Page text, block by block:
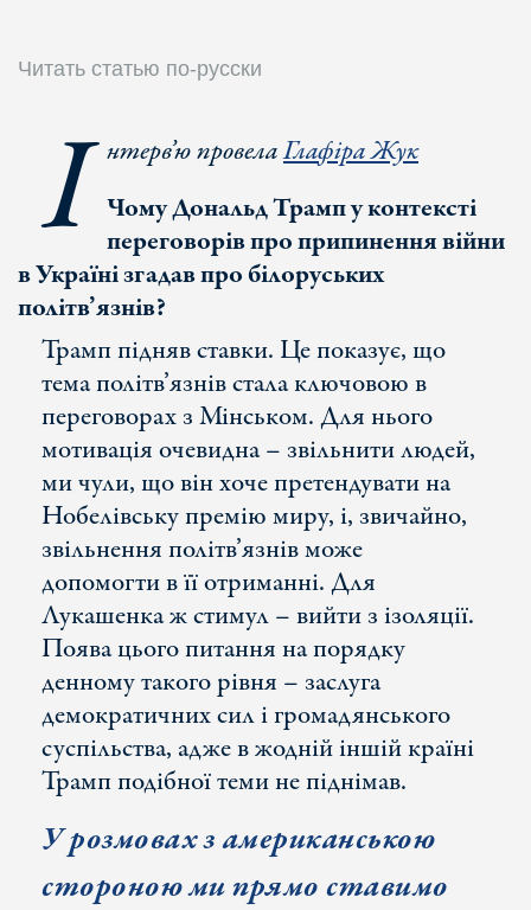
Читать статью по-русски
І нтерв’ю провелаГлафіра Жук
Чому Дональд Трамп у контексті
переговорів про припинення війни
в Україні згадав про білоруських
політв’язнів?
Трамп підняв ставки. Це показує, що
тема політв’язнів стала ключовою в
переговорах з Мінськом. Для нього
мотивація очевидна – звільнити людей,
ми чули, що він хоче претендувати на
Нобелівську премію миру, і, звичайно,
звільнення політв’язнів може
допомогти в її отриманні. Для
Лукашенка ж стимул – вийти з ізоляції.
Поява цього питання на порядку
денному такого рівня – заслуга
демократичних сил і громадянського
суспільства, адже в жодній іншій країні
Трамп подібної теми не піднімав.
У розмовах з американською
стороною ми прямо ставимо